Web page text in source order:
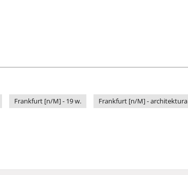
Frankfurt [n/M] - 19 w. Frankfurt [n/M] - architektura